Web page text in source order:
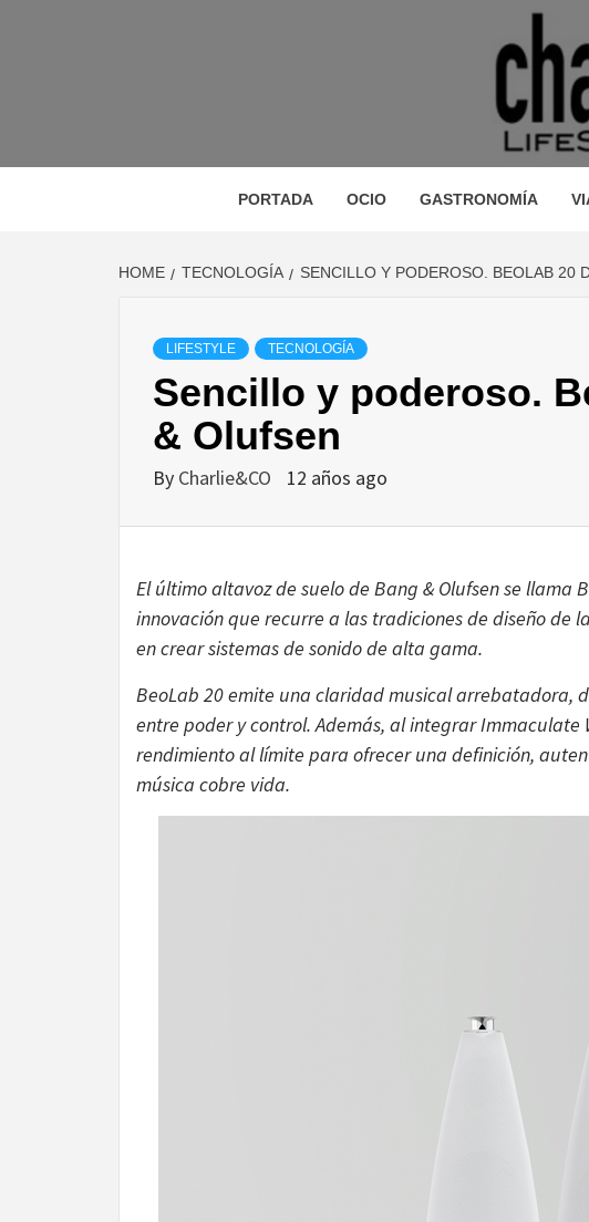
MAGAZINE DE GASTRONOMÍA, BELLEZA, OCIO,
PORTADA OCIO GASTRONOMÍA
HOME TECNOLOGÍA SENCILLO Y PODEROSO. BEOLAB 20
LIFESTYLE TECNOLOGÍA
Sencillo y poderoso.
& Olufsen
By Charlie&CO 12 años ago
El último altavoz de suelo de Bang & Olufsen se llama
innovación que recurre a las tradiciones de diseño de
en crear sistemas de sonido de alta gama.
BeoLab 20 emite una claridad musical arrebatadora,
entre poder y control. Además, al integrar Immaculate
rendimiento al límite para ofrecer una definición,
música cobre vida.